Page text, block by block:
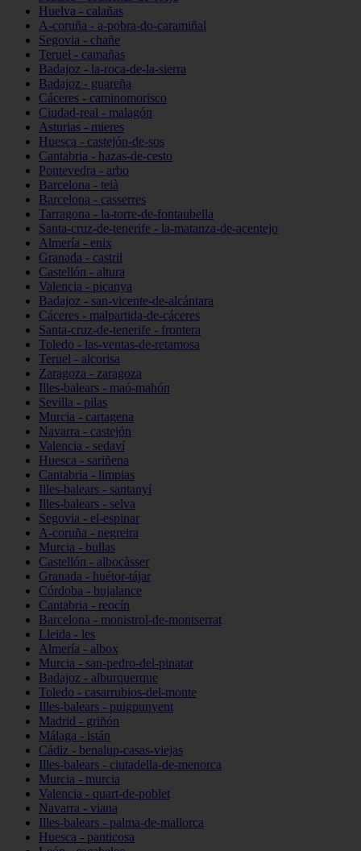
Huelva - calañas
A-coruña - a-pobra-do-caramiñal
Segovia - chañe
Teruel - camañas
Badajoz - la-roca-de-la-sierra
Badajoz - guareña
Cáceres - caminomorisco
Ciudad-real - malagón
Asturias - mieres
Huesca - castejón-de-sos
Cantabria - hazas-de-cesto
Pontevedra - arbo
Barcelona - teià
Barcelona - casserres
Tarragona - la-torre-de-fontaubella
Santa-cruz-de-tenerife - la-matanza-de-acentejo
Almería - enix
Granada - castril
Castellón - altura
Valencia - picanya
Badajoz - san-vicente-de-alcántara
Cáceres - malpartida-de-cáceres
Santa-cruz-de-tenerife - frontera
Toledo - las-ventas-de-retamosa
Teruel - alcorisa
Zaragoza - zaragoza
Illes-balears - maó-mahón
Sevilla - pilas
Murcia - cartagena
Navarra - castejón
Valencia - sedaví
Huesca - sariñena
Cantabria - limpias
Illes-balears - santanyí
Illes-balears - selva
Segovia - el-espinar
A-coruña - negreira
Murcia - bullas
Castellón - albocàsser
Granada - huétor-tájar
Córdoba - bujalance
Cantabria - reocín
Barcelona - monistrol-de-montserrat
Lleida - les
Almería - albox
Murcia - san-pedro-del-pinatar
Badajoz - alburquerque
Toledo - casarrubios-del-monte
Illes-balears - puigpunyent
Madrid - griñón
Málaga - istán
Cádiz - benalup-casas-viejas
Illes-balears - ciutadella-de-menorca
Murcia - murcia
Valencia - quart-de-poblet
Navarra - viana
Illes-balears - palma-de-mallorca
Huesca - panticosa